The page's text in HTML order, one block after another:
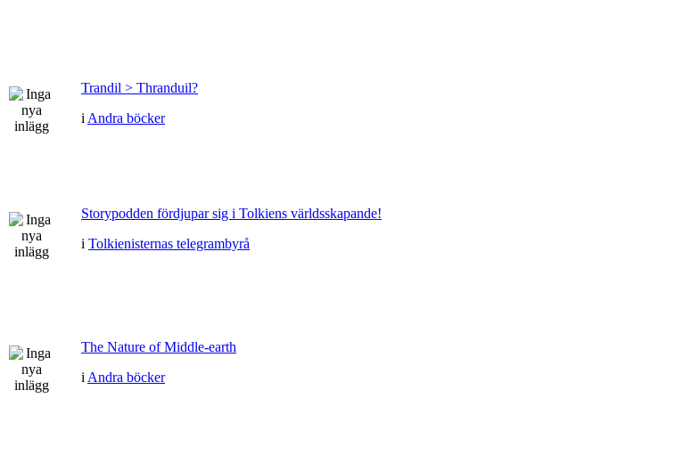
Trandil > Thranduil?
i Andra böcker
Storypodden fördjupar sig i Tolkiens världsskapande!
i Tolkienisternas telegrambyrå
The Nature of Middle-earth
i Andra böcker